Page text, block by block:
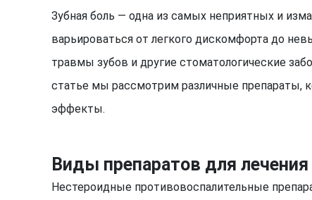
Зубная боль — одна из самых неприятных и
варьироваться от легкого дискомфорта до
травмы зубов и другие стоматологические
статье мы рассмотрим различные препараты,
эффекты.
Виды препаратов для лечения
Нестероидные противовоспалительные